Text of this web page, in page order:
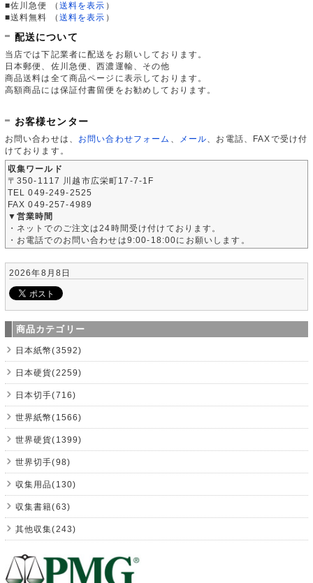
■佐川急便 （ 送料を表示 ）
■送料無料
（ 送料を表示 ）
配送について
当店では下記業者に配送をお願いしております。
日本郵便、佐川急便、西濃運輸、その他
商品送料は全て商品ページに表示しております。
高額商品には保証付書留便をお勧めしております。
お客様センター
お問い合わせは、 お問い合わせフォーム メール 、お電話、FAXで受け付
けております。
収集ワールド
〒350-1117 川越市広栄町17-7-1F
TEL 049-249-2525
FAX 049-257-4989
▼営業時間
・ネットでのご注文は24時間受け付けております。
・お電話でのお問い合わせは9:00-18:00にお願いします。
2026年8月8日
商品カテゴリー
日本紙幣(3592)
日本硬貨(2259)
日本切手(716)
世界紙幣(1566)
世界硬貨(1399)
世界切手(98)
収集用品(130)
収集書籍(63)
其他収集(243)